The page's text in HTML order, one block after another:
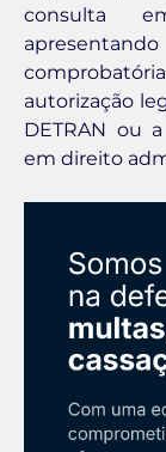
consulta
autorização
DETRAN ou
em direito